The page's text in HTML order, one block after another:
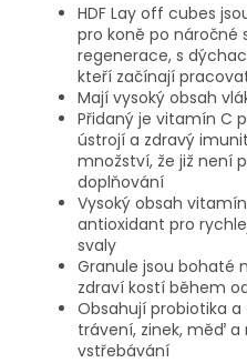
HDF Lay off cubes
pro koně po náročné
regenerace, s
kteří začínají
Mají vysoký obsah
Přidaný je vitamín C
ústrojí a zdravý
množství, že již není
doplňování
Vysoký obsah
antioxidant pro
svaly
Granule jsou bohaté
zdraví kostí během
Obsahují probiotika a
trávení, zinek, měď
vstřebávání